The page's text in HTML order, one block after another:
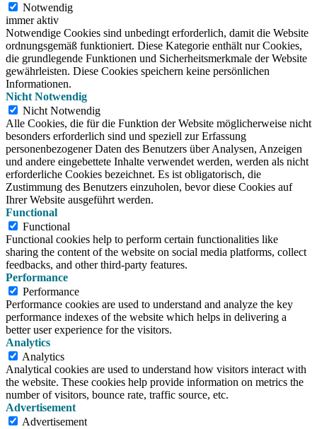
Notwendig
immer aktiv
Notwendige Cookies sind unbedingt erforderlich, damit die Website
ordnungsgemäß funktioniert. Diese Kategorie enthält nur Cookies,
die grundlegende Funktionen und Sicherheitsmerkmale der Website
gewährleisten. Diese Cookies speichern keine persönlichen
Informationen.
Nicht Notwendig
Nicht Notwendig
Alle Cookies, die für die Funktion der Website möglicherweise nicht
besonders erforderlich sind und speziell zur Erfassung
personenbezogener Daten des Benutzers über Analysen, Anzeigen
und andere eingebettete Inhalte verwendet werden, werden als nicht
erforderliche Cookies bezeichnet. Es ist obligatorisch, die
Zustimmung des Benutzers einzuholen, bevor diese Cookies auf
Ihrer Website ausgeführt werden.
Functional
Functional
Functional cookies help to perform certain functionalities like
sharing the content of the website on social media platforms, collect
feedbacks, and other third-party features.
Performance
Performance
Performance cookies are used to understand and analyze the key
performance indexes of the website which helps in delivering a
better user experience for the visitors.
Analytics
Analytics
Analytical cookies are used to understand how visitors interact with
the website. These cookies help provide information on metrics the
number of visitors, bounce rate, traffic source, etc.
Advertisement
Advertisement